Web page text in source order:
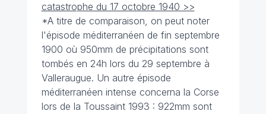
catastrophe du 17 octobre 1940 >>
*A titre de comparaison, on peut noter
l'épisode méditerranéen de fin septembre
1900 où 950mm de précipitations sont
tombés en 24h lors du 29 septembre à
Valleraugue. Un autre épisode
méditerranéen intense concerna la Corse
lors de la Toussaint 1993 : 922mm sont